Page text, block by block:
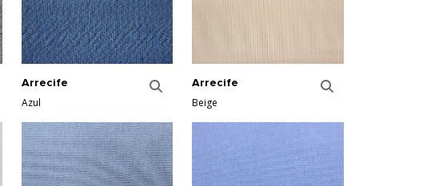
Arrecife
Azul
Arrecife
Beige